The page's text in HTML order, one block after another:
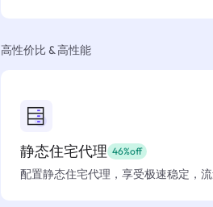
高性价比 & 高性能
静态住宅代理 46%off
配置静态住宅代理，享受极速稳定，流